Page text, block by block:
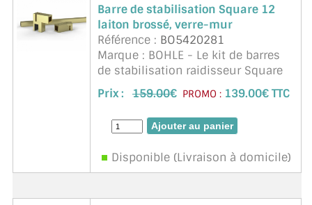
Barre de stabilisation Square 12
laiton brossé, verre-mur
Référence : BO5420281
Marque : BOHLE - Le kit de barres
de stabilisation raidisseur Square
12 sert à relier une partie latérale
en verre fixe à un mur. Il se fixe sur
le bord supérieur du verre et,
comme le racc ...suite
Prix : 159.00€ PROMO : 139.00€ TTC
Disponible (Livraison à domicile)